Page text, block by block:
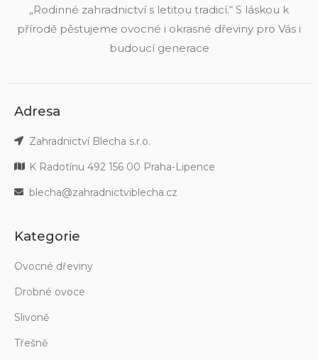
„Rodinné zahradnictví s letitou tradicí.“ S láskou k
přírodě pěstujeme ovocné i okrasné dřeviny pro Vás i
budoucí generace
Adresa
Zahradnictví Blecha s.r.o.
K Radotínu 492 156 00 Praha-Lipence
blecha@zahradnictviblecha.cz
Kategorie
Ovocné dřeviny
Drobné ovoce
Slivoně
Třešně